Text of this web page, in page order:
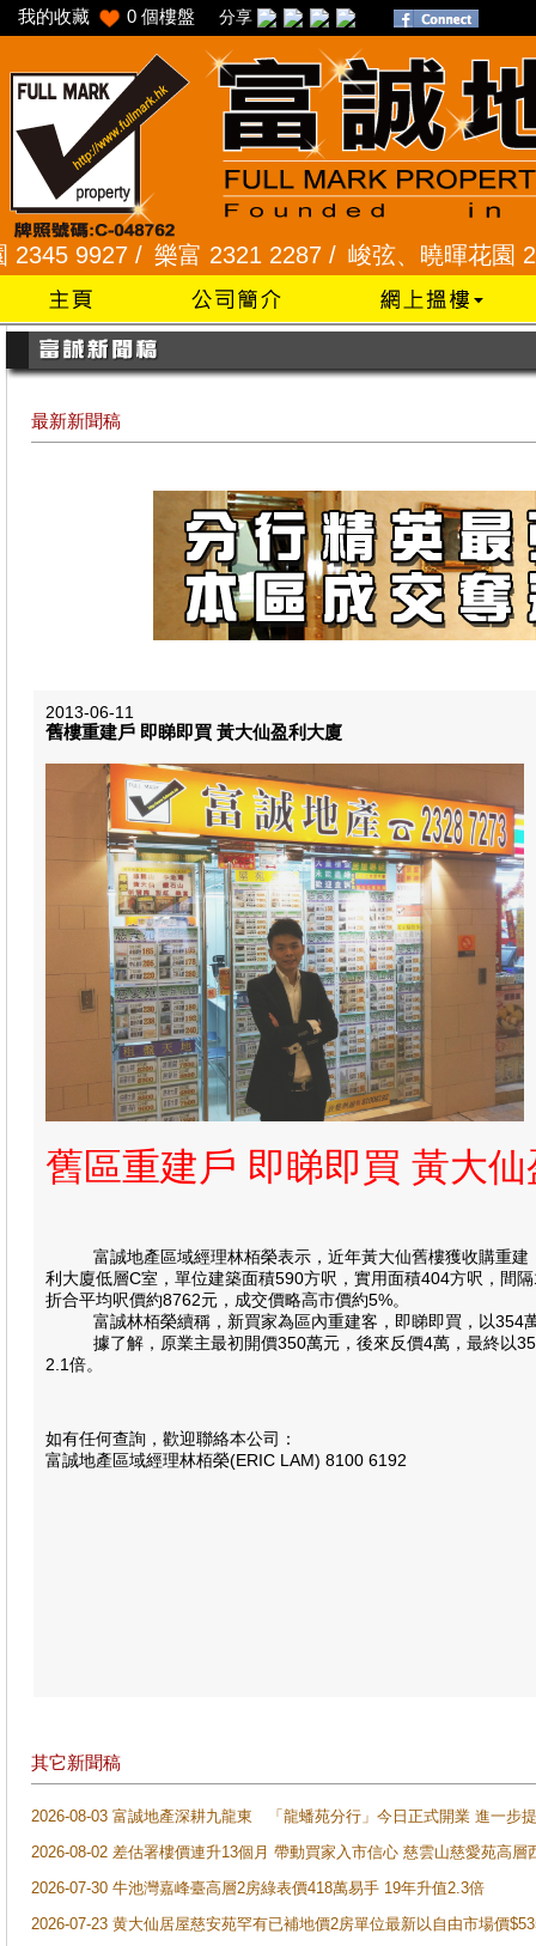
我的收藏 0 個樓盤 分享
/ 樂富 2321 2287 / 峻弦、曉暉花園 2345
最新新聞稿
2013-06-11
舊樓重建戶 即睇即買 黃大仙盈利大廈
舊區重建戶 即睇即買 黃大
富誠地產區域經理林栢榮表示，近年黃大仙舊樓獲收購重建，
利大廈低層C室，單位建築面積590方呎，實用面積404方呎，間
折合平均呎價約8762元，成交價略高市價約5%。
富誠林栢榮續稱，新買家為區內重建客，即睇即買，以354
據了解，原業主最初開價350萬元，後來反價4萬，最終以354
2.1倍。
如有任何查詢，歡迎聯絡本公司：
富誠地產區域經理林栢榮(ERIC LAM) 8100 6192
其它新聞稿
2026-08-03 富誠地產深耕九龍東 「龍蟠苑分行」今日正式開業 進一步
2026-08-02 差估署樓價連升13個月 帶動買家入市信心 慈雲山慈愛苑高層
2026-07-30 牛池灣嘉峰臺高層2房綠表價418萬易手 19年升值2.3倍
2026-07-23 黄大仙居屋慈安苑罕有已補地價2房單位最新以自由市場價